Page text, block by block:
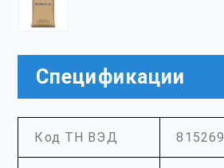
Спецификации
Код ТН ВЭД 815269